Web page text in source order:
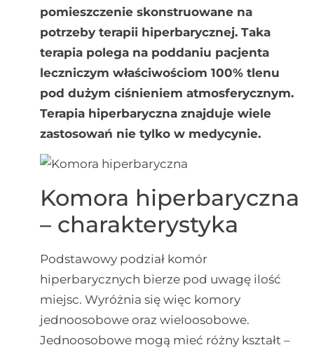
pomieszczenie skonstruowane na
potrzeby terapii hiperbarycznej. Taka
terapia polega na poddaniu pacjenta
leczniczym właściwościom 100% tlenu
pod dużym ciśnieniem atmosferycznym.
Terapia hiperbaryczna znajduje wiele
zastosowań nie tylko w medycynie.
Komora hiperbaryczna
– charakterystyka
Podstawowy podział komór
hiperbarycznych bierze pod uwagę ilość
miejsc. Wyróżnia się więc komory
jednoosobowe oraz wieloosobowe.
Jednoosobowe mogą mieć różny kształt –